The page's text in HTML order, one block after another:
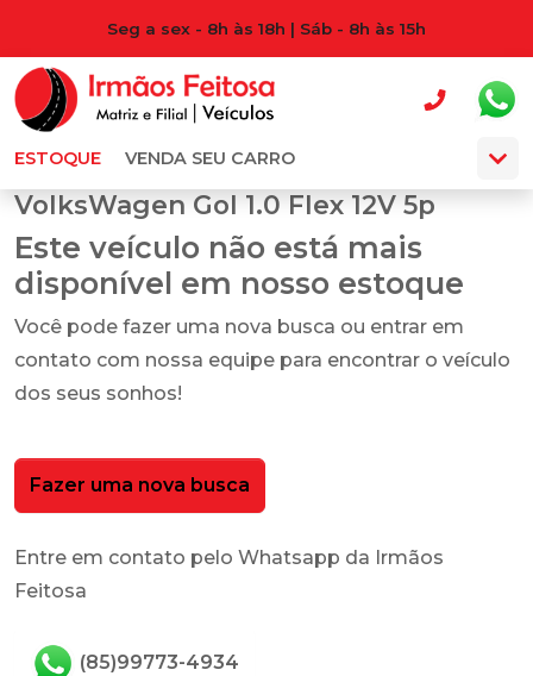
Seg a sex - 8h às 18h | Sáb - 8h às 15h
ESTOQUE VENDA SEU CARRO
VolksWagen Gol 1.0 Flex 12V 5p
Este veículo não está mais
disponível em nosso estoque
Você pode fazer uma nova busca ou entrar em
contato com nossa equipe para encontrar o veículo
dos seus sonhos!
Fazer uma nova busca
Entre em contato pelo Whatsapp da Irmãos
Feitosa
(85)99773-4934